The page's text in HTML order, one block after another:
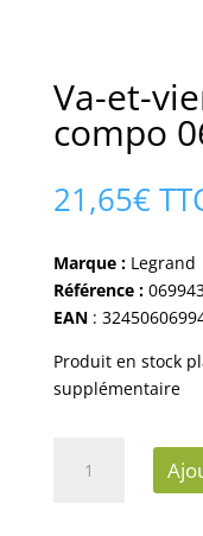
Va-et-
compo
21,65€
Marque :Legrand
Référence :
EAN:
Produit en stock
supplémentaire